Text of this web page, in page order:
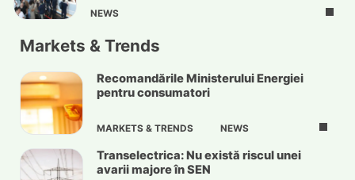
NEWS
Markets & Trends
Recomandările Ministerului Energiei
pentru consumatori
MARKETS & TRENDS NEWS
Transelectrica: Nu există riscul unei
avarii majore în SEN